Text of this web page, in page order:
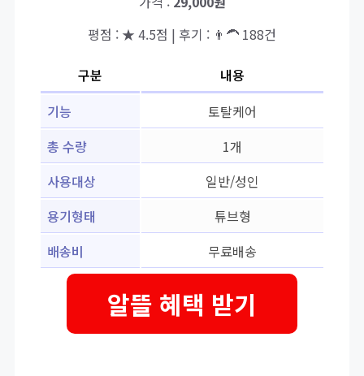
평점 : ★ 4.5점 | 후기 : 👨‍🦱 188건
구분
내용
기능
토탈케어
총 수량
1개
사용대상
일반/성인
용기형태
튜브형
배송비
무료배송
알뜰 혜택 받기